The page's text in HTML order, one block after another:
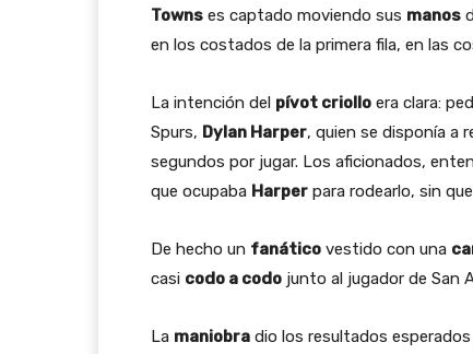
Towns es captado moviendo sus manos
en los costados de la primera fila, en las
La intención del pívot criollo era clara:
Spurs, Dylan Harper, quien se disponía a
segundos por jugar. Los aficionados,
que ocupaba Harper para rodearlo, sin
De hecho un fanático vestido con una
casi codo a codo junto al jugador de San
La maniobra dio los resultados